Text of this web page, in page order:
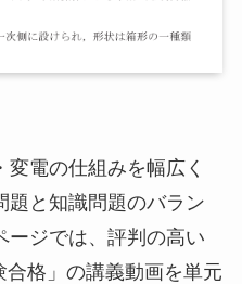
電の仕組みを幅広く
題と知識問題のバラン
ージでは、評判の高い
合格」の講義動画を単元